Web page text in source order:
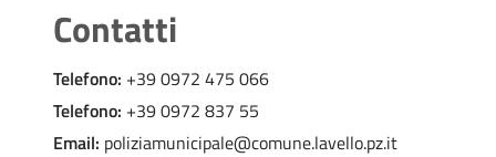
Contatti
Telefono: +39 0972 475 066
Telefono: +39 0972 837 55
Email: poliziamunicipale@comune.lavello.pz.it